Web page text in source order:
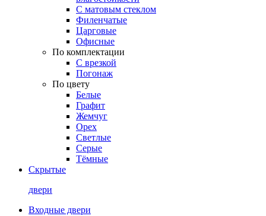
С матовым стеклом
Филенчатые
Царговые
Офисные
По комплектации
С врезкой
Погонаж
По цвету
Белые
Графит
Жемчуг
Орех
Светлые
Серые
Тёмные
Скрытые
двери
Входные двери